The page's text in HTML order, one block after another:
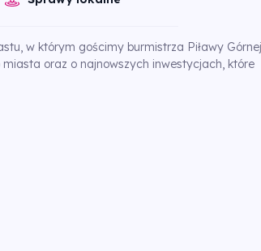
w którym gościmy burmistrza Piławy
oraz o najnowszych inwestycjach, które